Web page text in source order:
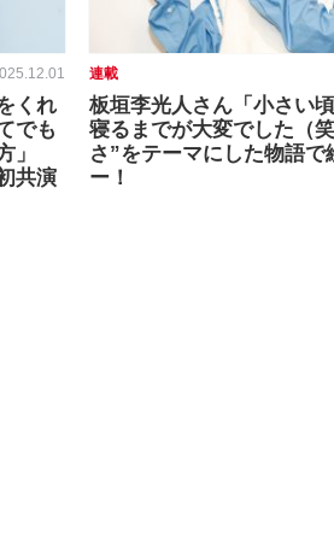
くれ
でも
」
共演
連載
板垣李光人さん「小さい
寝るまでが大変でした（
さ”をテーマにした物語で
ー！